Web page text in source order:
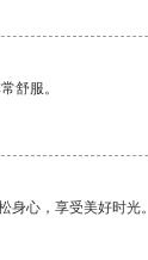
舒服。
身心，享受美好时光。